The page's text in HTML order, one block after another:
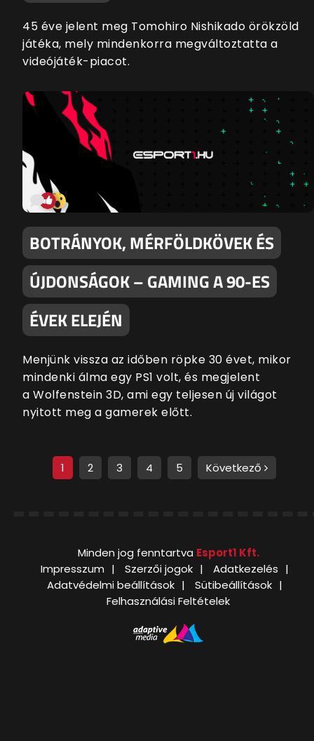
45 éve jelent meg Tomohiro Nishikado örökzöld
játéka, mely mindenkorra megváltoztatta a
videójáték-piacot.
BOTRÁNYOK, MÉRFÖLDKÖVEK ÉS
ÚJDONSÁGOK – GAMING A 90-ES
ÉVEK ELEJÉN
Menjünk vissza az időben röpke 30 évet, mikor
mindenki álma egy PS1 volt, és megjelent
a Wolfenstein 3D, ami egy teljesen új világot
nyitott meg a gamerek előtt.
1 2 3 4 5 Következő
Minden jog fenntartva Esport1 Kft.
Impresszum
Szerzői jogok
Adatkezelés
Adatvédelmi beállítások
Sütibeállítások
Felhasználási Feltételek